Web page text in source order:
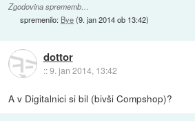
Zgodovina sprememb…
spremenilo: Bye(9. jan 2014 ob 13:42)
dottor
::9. jan 2014, 13:42
A v Digitalnici si bil (bivši Compshop)?